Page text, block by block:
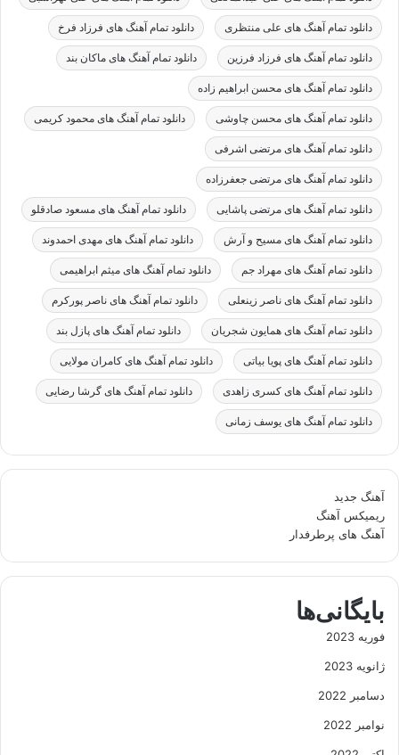
دانلود تمام آهنگ های علی منتظری دانلود تمام آهنگ های فرزاد فرخ
دانلود تمام آهنگ های فرزاد فرزین دانلود تمام آهنگ های ماکان بند
دانلود تمام آهنگ های محسن ابراهیم زاده
دانلود تمام آهنگ های محسن چاوشی دانلود تمام آهنگ های محمود کریمی
دانلود تمام آهنگ های مرتضی اشرفی
دانلود تمام آهنگ های مرتضی جعفرزاده
دانلود تمام آهنگ های مرتضی پاشایی دانلود تمام آهنگ های مسعود صادقلو
دانلود تمام آهنگ های مسیح و آرش دانلود تمام آهنگ های مهدی احمدوند
دانلود تمام آهنگ های مهراد جم دانلود تمام آهنگ های میثم ابراهیمی
دانلود تمام آهنگ های ناصر زینعلی دانلود تمام آهنگ های ناصر پورکرم
دانلود تمام آهنگ های همایون شجریان دانلود تمام آهنگ های پازل بند
دانلود تمام آهنگ های پویا بیاتی دانلود تمام آهنگ های کامران مولایی
دانلود تمام آهنگ های کسری زاهدی دانلود تمام آهنگ های گرشا رضایی
دانلود تمام آهنگ های یوسف زمانی
آهنگ جدید
ریمیکس آهنگ
آهنگ های پرطرفدار
بایگانی‌ها
فوریه 2023
ژانویه 2023
دسامبر 2022
نوامبر 2022